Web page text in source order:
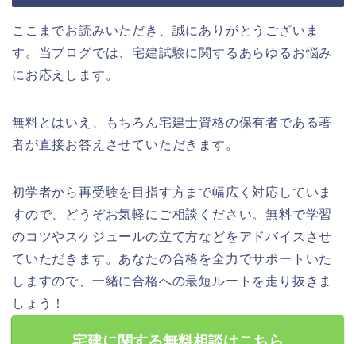
ここまでお読みいただき、誠にありがとうございま
す。当ブログでは、宅建試験に関するあらゆるお悩み
にお応えします。
無料とはいえ、もちろん宅建士資格の保有者である著
者が直接お答えさせていただきます。
初学者から再受験を目指す方まで幅広く対応していま
すので、どうぞお気軽にご相談ください。無料で学習
のコツやスケジュールの立て方などをアドバイスさせ
ていただきます。あなたの合格を全力でサポートいた
しますので、一緒に合格への最短ルートを走り抜きま
しょう！